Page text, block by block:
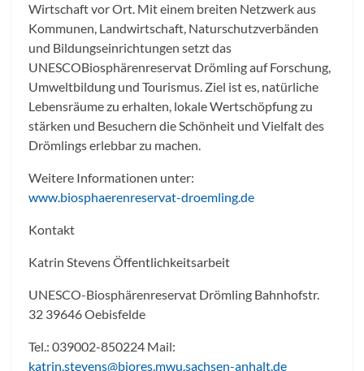
Wirtschaft vor Ort. Mit einem breiten Netzwerk aus
Kommunen, Landwirtschaft, Naturschutzverbänden
und Bildungseinrichtungen setzt das
UNESCOBiosphärenreservat Drömling auf Forschung,
Umweltbildung und Tourismus. Ziel ist es, natürliche
Lebensräume zu erhalten, lokale Wertschöpfung zu
stärken und Besuchern die Schönheit und Vielfalt des
Drömlings erlebbar zu machen.
Weitere Informationen unter:
www.biosphaerenreservat-droemling.de
Kontakt
Katrin Stevens Öffentlichkeitsarbeit
UNESCO-Biosphärenreservat Drömling Bahnhofstr.
32 39646 Oebisfelde
Tel.: 039002-850224 Mail:
katrin.stevens@biores.mwu.sachsen-anhalt.de